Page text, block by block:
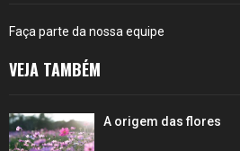
Faça parte da nossa equipe
VEJA TAMBÉM
A origem das flores